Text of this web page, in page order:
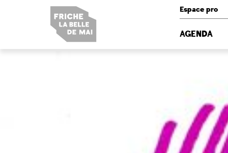
Espace pro
AGENDA
Panneau de gestion des cookies